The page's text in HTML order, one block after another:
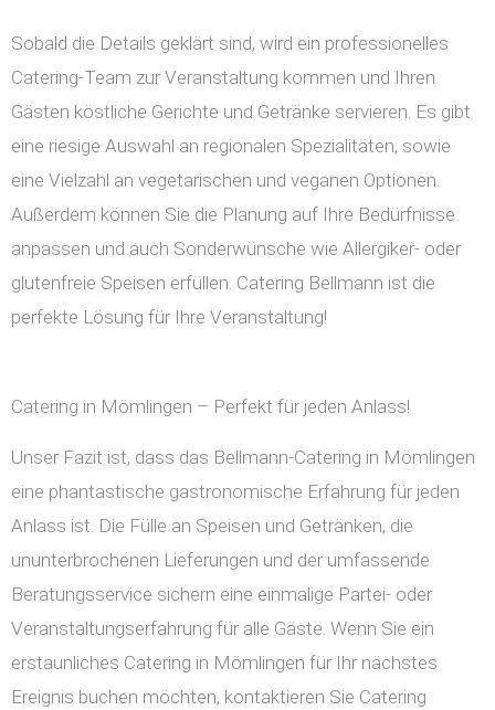
Sobald die Details geklärt sind, wird ein professionelles
Catering-Team zur Veranstaltung kommen und Ihren
Gästen köstliche Gerichte und Getränke servieren. Es gibt
eine riesige Auswahl an regionalen Spezialitäten, sowie
eine Vielzahl an vegetarischen und veganen Optionen.
Außerdem können Sie die Planung auf Ihre Bedürfnisse
anpassen und auch Sonderwünsche wie Allergiker- oder
glutenfreie Speisen erfüllen. Catering Bellmann ist die
perfekte Lösung für Ihre Veranstaltung!
Catering in Mömlingen – Perfekt für jeden Anlass!
Unser Fazit ist, dass das Bellmann-Catering in Mömlingen
eine phantastische gastronomische Erfahrung für jeden
Anlass ist. Die Fülle an Speisen und Getränken, die
ununterbrochenen Lieferungen und der umfassende
Beratungsservice sichern eine einmalige Partei- oder
Veranstaltungserfahrung für alle Gäste. Wenn Sie ein
erstaunliches Catering in Mömlingen für Ihr nächstes
Ereignis buchen möchten, kontaktieren Sie Catering